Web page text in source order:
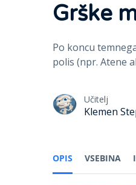
Grške
Po koncu
polis (npr. Atene
Učitelj
Klemen
OPIS VSEBINA